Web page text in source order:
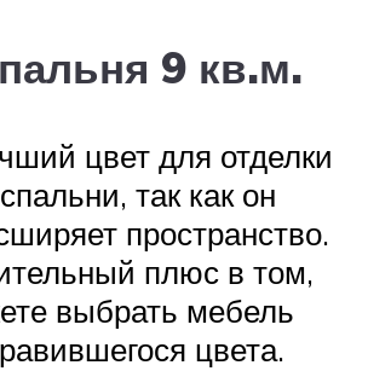
9 кв.м.
цвет для отделки
так как он
пространство.
плюс в том,
выбрать мебель
цвета.